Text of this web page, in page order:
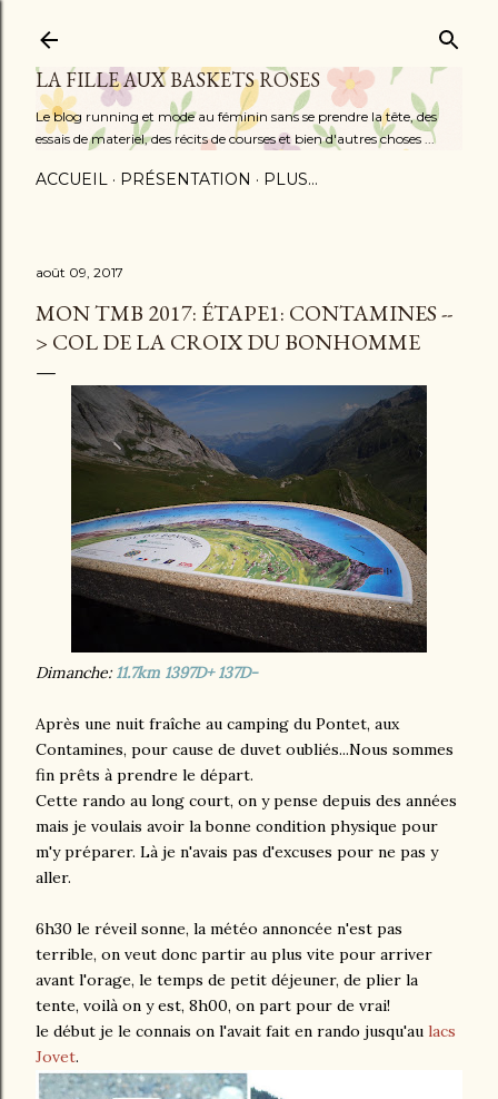
LA FILLE AUX BASKETS ROSES
Le blog running et mode au féminin sans se prendre la tête, des
essais de materiel, des récits de courses et bien d'autres choses ...
ACCUEIL PRÉSENTATION PLUS…
août 09, 2017
MON TMB 2017: ÉTAPE1: CONTAMINES --
> COL DE LA CROIX DU BONHOMME
Dimanche:11.7km 1397D+ 137D-
Après une nuit fraîche au camping du Pontet, aux
Contamines, pour cause de duvet oubliés...Nous sommes
fin prêts à prendre le départ.
Cette rando au long court, on y pense depuis des années
mais je voulais avoir la bonne condition physique pour
m'y préparer. Là je n'avais pas d'excuses pour ne pas y
aller.
6h30 le réveil sonne, la météo annoncée n'est pas
terrible, on veut donc partir au plus vite pour arriver
avant l'orage, le temps de petit déjeuner, de plier la
tente, voilà on y est, 8h00, on part pour de vrai!
le début je le connais on l'avait fait en rando jusqu'au lacs
Jovet.